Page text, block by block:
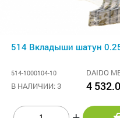
514 Вкладыши шатун
514-1000104-10
DAIDO
В НАЛИЧИИ: 3
4